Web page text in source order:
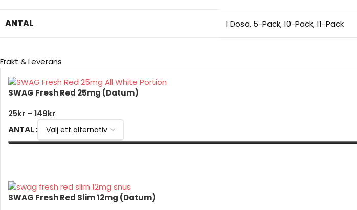
ANTAL 1 Dosa, 5-Pack,10-Pack,11-Pack
Frakt & Leverans
SWAG Fresh Red 25mg (Datum)
25kr – 149kr
ANTAL
SWAG Fresh Red Slim 12mg (Datum)